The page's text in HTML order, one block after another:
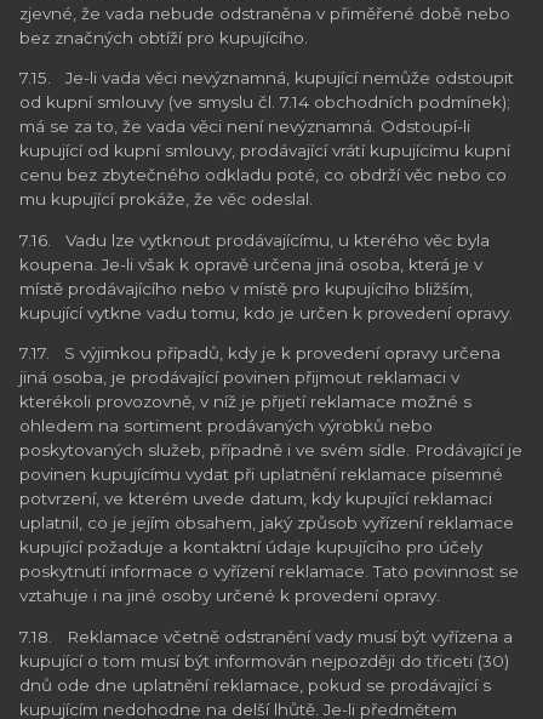
zjevné, že vada nebude odstraněna v přiměřené době nebo
bez značných obtíží pro kupujícího.
7.15. Je-li vada věci nevýznamná, kupující nemůže odstoupit
od kupní smlouvy (ve smyslu čl. 7.14 obchodních podmínek);
má se za to, že vada věci není nevýznamná. Odstoupí-li
kupující od kupní smlouvy, prodávající vrátí kupujícímu kupní
cenu bez zbytečného odkladu poté, co obdrží věc nebo co
mu kupující prokáže, že věc odeslal.
7.16. Vadu lze vytknout prodávajícímu, u kterého věc byla
koupena. Je-li však k opravě určena jiná osoba, která je v
místě prodávajícího nebo v místě pro kupujícího bližším,
kupující vytkne vadu tomu, kdo je určen k provedení opravy.
7.17. S výjimkou případů, kdy je k provedení opravy určena
jiná osoba, je prodávající povinen přijmout reklamaci v
kterékoli provozovně, v níž je přijetí reklamace možné s
ohledem na sortiment prodávaných výrobků nebo
poskytovaných služeb, případně i ve svém sídle. Prodávající je
povinen kupujícímu vydat při uplatnění reklamace písemné
potvrzení, ve kterém uvede datum, kdy kupující reklamaci
uplatnil, co je jejím obsahem, jaký způsob vyřízení reklamace
kupující požaduje a kontaktní údaje kupujícího pro účely
poskytnutí informace o vyřízení reklamace. Tato povinnost se
vztahuje i na jiné osoby určené k provedení opravy.
7.18. Reklamace včetně odstranění vady musí být vyřízena a
kupující o tom musí být informován nejpozději do třiceti (30)
dnů ode dne uplatnění reklamace, pokud se prodávající s
kupujícím nedohodne na delší lhůtě. Je-li předmětem